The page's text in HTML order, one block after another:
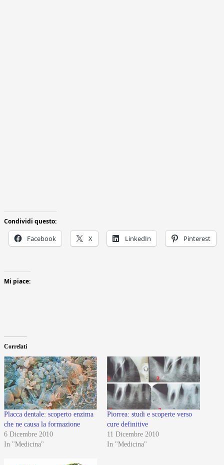
Condividi questo:
Facebook X LinkedIn Pinterest
Mi piace:
Correlati
Placca dentale: scoperto enzima
che ne causa la formazione
6 Dicembre 2010
In "Medicina"
Piorrea: studi e scoperte verso
cure definitive
11 Dicembre 2010
In "Medicina"